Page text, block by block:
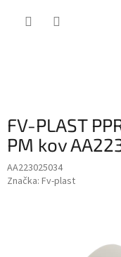
FV-PLAST
PM kov
AA223025034
Značka: Fv-plast